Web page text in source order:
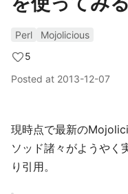
Perl
Mojolicious
5
Posted at 2013-12-07
現時点で最新の
ソッド諸々がようやく
り引用。